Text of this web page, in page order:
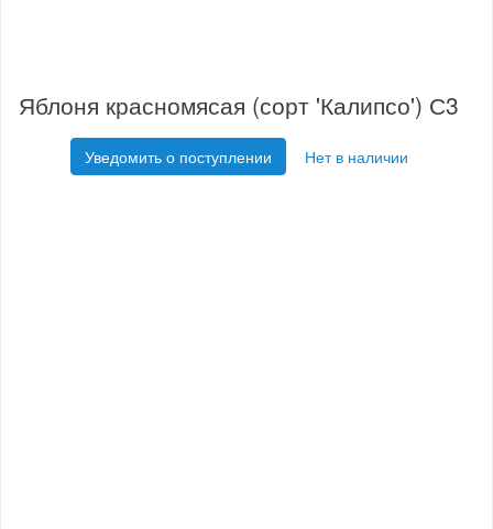
Яблоня красномясая (сорт 'Калипсо') С3
Уведомить о поступлении Нет в наличии